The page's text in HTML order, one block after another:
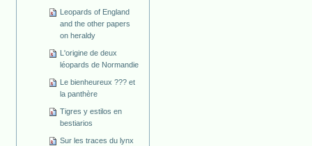
Leopards of England
and the other papers
on heraldy
L'origine de deux
léopards de Normandie
Le bienheureux ??? et
la panthère
Tigres y estilos en
bestiarios
Sur les traces du lynx